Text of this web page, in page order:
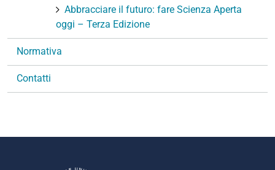
Abbracciare il futuro: fare Scienza Aperta
oggi – Terza Edizione
Normativa
Contatti